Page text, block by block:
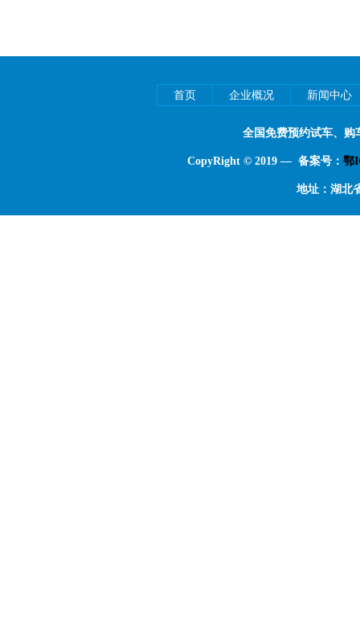
首页 企业概况 新闻中心
全国免费预约试车、购
CopyRight © 2019 — 备案号： 鄂
地址：湖北